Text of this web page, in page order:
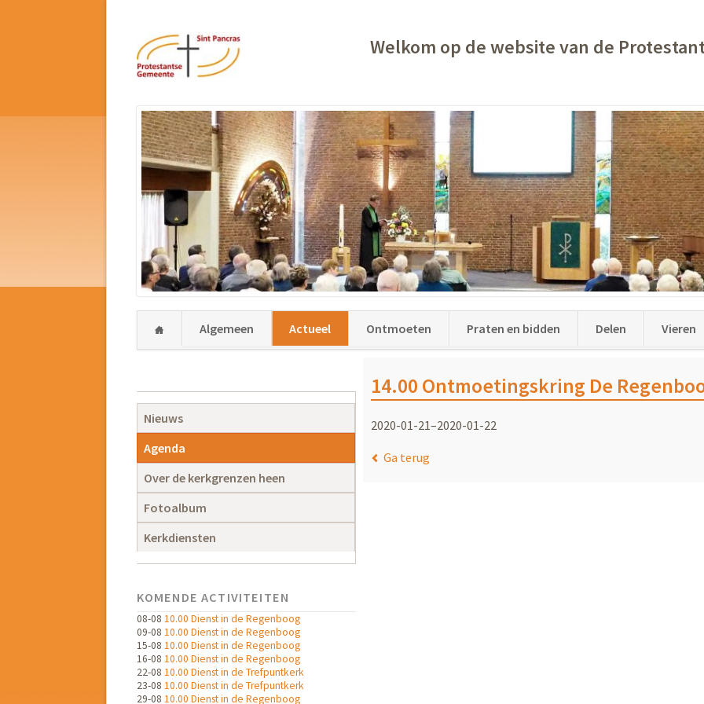
Welkom op de website van de
NavigatieAlgemeen Actueel Ontmoeten Praten en bidden Delen
Vieren
14.00 Ontmoetingskring De
2020-01-21–2020-01-22
Ga terug
Navigatie
overslaan
Nieuws
Agenda
Over de kerkgrenzen heen
Fotoalbum
Kerkdiensten
KOMENDE ACTIVITEITEN
08-08 10.00 Dienst in de Regenboog
09-08 10.00 Dienst in de Regenboog
15-08 10.00 Dienst in de Regenboog
16-08 10.00 Dienst in de Regenboog
22-08 10.00 Dienst in de Trefpuntkerk
23-08 10.00 Dienst in de Trefpuntkerk
29-08 10.00 Dienst in de Regenboog